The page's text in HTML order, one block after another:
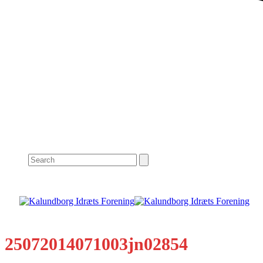
Search
25072014071003jn02854